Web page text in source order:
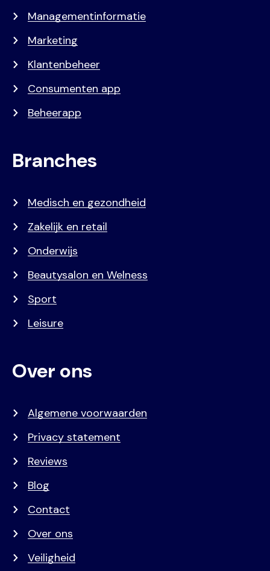
Managementinformatie
Marketing
Klantenbeheer
Consumenten app
Beheerapp
Branches
Medisch en gezondheid
Zakelijk en retail
Onderwijs
Beautysalon en Welness
Sport
Leisure
Over ons
Algemene voorwaarden
Privacy statement
Reviews
Blog
Contact
Over ons
Veiligheid